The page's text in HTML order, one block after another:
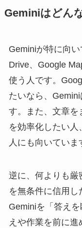
Geminiはどん
Geminiが特に向
Drive、Google
使う人です。
たいなら、
す。また、文章を
を効率化したい
人にも向いていま
逆に、何よりも厳
を無条件に信用し
Geminiを「答え
えや作業を前に進